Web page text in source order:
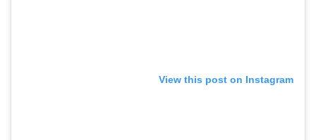
View this post on Instagram